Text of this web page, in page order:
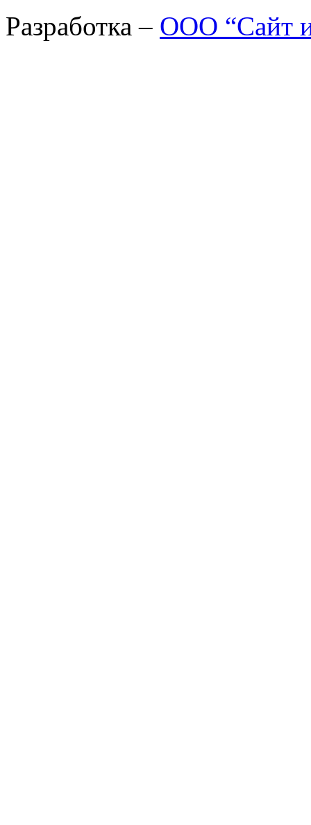
Разработка – ООО “Сайт и